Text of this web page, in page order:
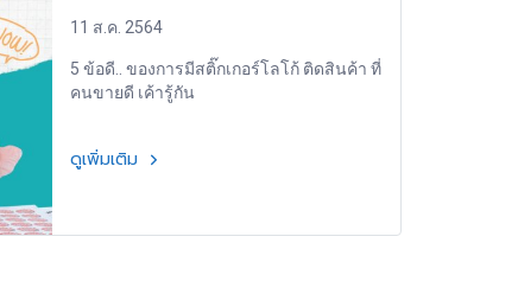
11 ส.ค. 2564
5 ข้อดี.. ของการมีสติ๊กเกอร์โลโก้ ติดสินค้า ที่
คนขายดี เค้ารู้กัน
ดูเพิ่มเติม